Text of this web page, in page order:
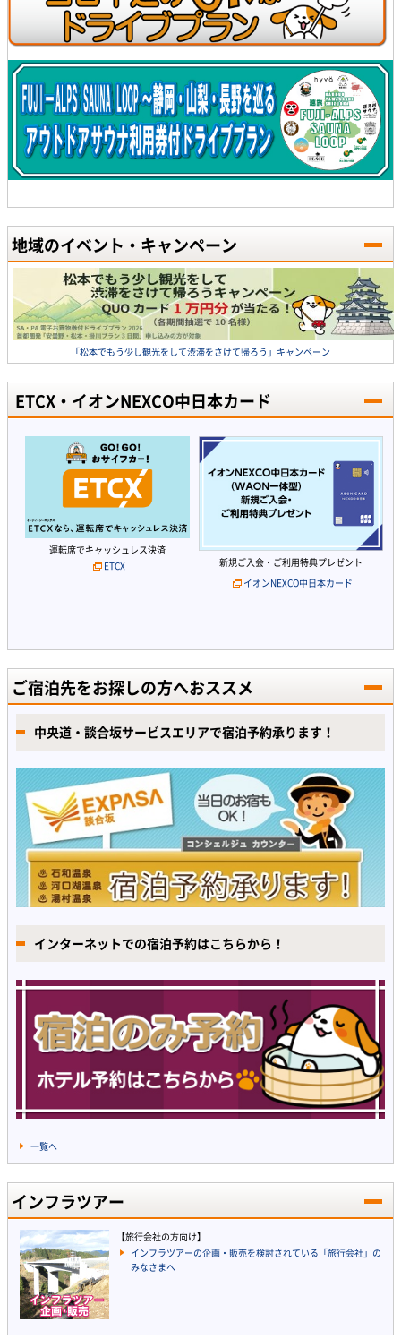
地域のイベント・キャンペーン
「松本でもう少し観光をして渋滞をさけて帰ろう」キャンペーン
ETCX・イオンNEXCO中日本カード
運転席でキャッシュレス決済
ETCX
新規ご入会・ご利用特典プレゼント
イオンNEXCO中日本カード
ご宿泊先をお探しの方へおススメ
中央道・談合坂サービスエリアで宿泊予約承ります！
インターネットでの宿泊予約はこちらから！
一覧へ
インフラツアー
【旅行会社の方向け】
インフラツアーの企画・販売を検討されている「旅行会社」の
みなさまへ